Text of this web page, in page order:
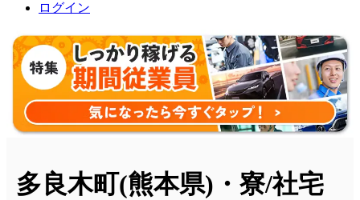
ログイン
多良木町(熊本県)・寮/社宅